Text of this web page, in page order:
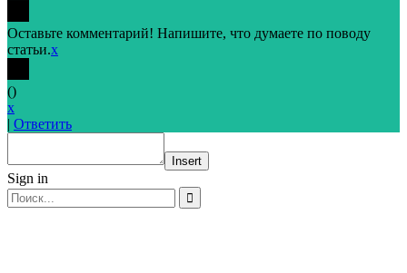
Оставьте комментарий! Напишите, что думаете по поводу
статьи.x
()
x
| Ответить
Insert
Sign in